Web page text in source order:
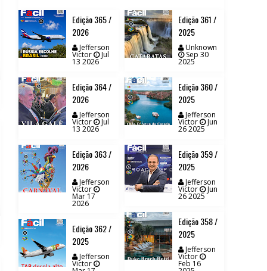
// VIEW MORE BY EDIÇÕES ANTERIORES
Edição 365 /
2026
Jefferson
Victor Jul
13 2026
Edição 364 /
2026
Jefferson
Victor Jul
13 2026
Edição 363 /
2026
Jefferson
Victor
Mar 17
2026
Edição 362 /
2025
Jefferson
Victor
Edição 361 /
2025
Unknown
Sep 30
2025
Edição 360 /
2025
Jefferson
Victor Jun
26 2025
Edição 359 /
2025
Jefferson
Victor Jun
26 2025
Edição 358 /
2025
Jefferson
Victor
Feb 16